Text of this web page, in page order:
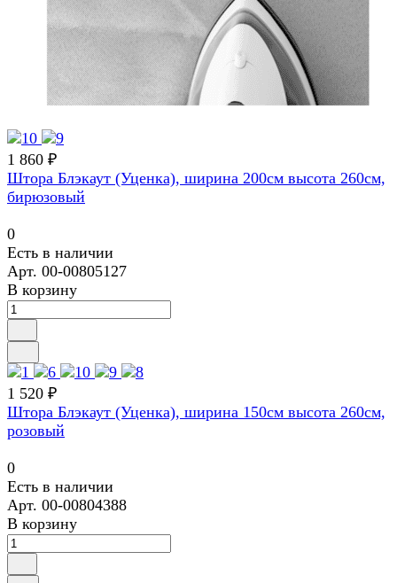
1 860 ₽
Штора Блэкаут (Уценка), ширина 200см высота 260см,
бирюзовый
0
Есть в наличии
Арт. 00-00805127
В корзину
1 520 ₽
Штора Блэкаут (Уценка), ширина 150см высота 260см,
розовый
0
Есть в наличии
Арт. 00-00804388
В корзину